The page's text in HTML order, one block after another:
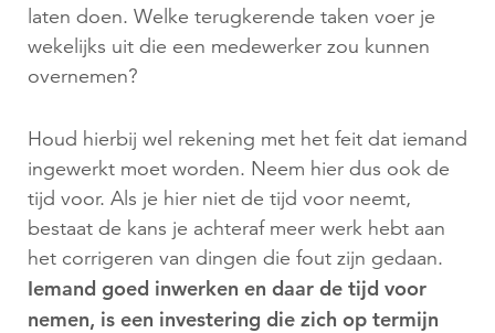
laten doen. Welke terugkerende taken voer je
wekelijks uit die een medewerker zou kunnen
overnemen?
Houd hierbij wel rekening met het feit dat iemand
ingewerkt moet worden. Neem hier dus ook de
tijd voor. Als je hier niet de tijd voor neemt,
bestaat de kans je achteraf meer werk hebt aan
het corrigeren van dingen die fout zijn gedaan.
Iemand goed inwerken en daar de tijd voor
nemen, is een investering die zich op termijn